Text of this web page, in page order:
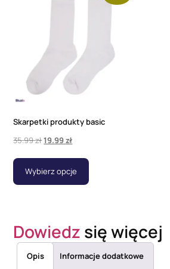
Skarpetki produkty basic
35.99zł19.99zł
Wybierz opcje
Dowiedz się więcej
Opis Informacje dodatkowe